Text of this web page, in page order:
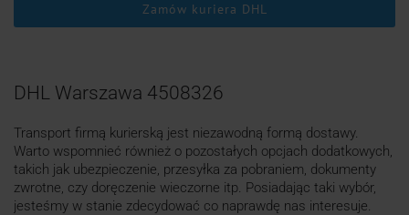
Zamów kuriera DHL
DHL Warszawa 4508326
Transport firmą kurierską jest niezawodną formą dostawy.
Warto wspomnieć również o pozostałych opcjach dodatkowych,
takich jak ubezpieczenie, przesyłka za pobraniem, dokumenty
zwrotne, czy doręczenie wieczorne itp. Posiadając taki wybór,
jesteśmy w stanie zdecydować co naprawdę nas interesuje.